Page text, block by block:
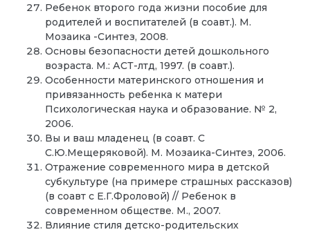
Ребенок второго года жизни пособие для
родителей и воспитателей (в соавт.). М.
Мозаика -Синтез, 2008.
Основы безопасности детей дошкольного
возраста. М.: АСТ-лтд, 1997. (в соавт.).
Особенности материнского отношения и
привязанность ребенка к матери
Психологическая наука и образование. № 2,
2006.
Вы и ваш младенец (в соавт. С
С.Ю.Мещеряковой). М. Мозаика-Синтез, 2006.
Отражение современного мира в детской
субкультуре (на примере страшных рассказов)
(в соавт с Е.Г.Фроловой) // Ребенок в
современном обществе. М., 2007.
Влияние стиля детско-родительских